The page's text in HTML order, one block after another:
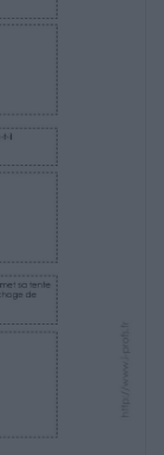
?
200 kg